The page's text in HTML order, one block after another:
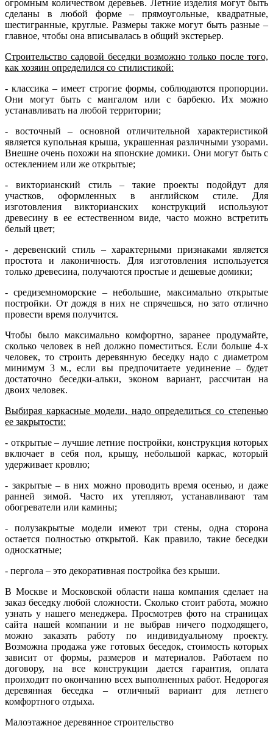
огромным количеством деревьев. Летние изделия могут быть
сделаны в любой форме – прямоугольные, квадратные,
шестигранные, круглые. Размеры также могут быть разные –
главное, чтобы она вписывалась в общий экстерьер.
Строительство садовой беседки возможно только после того,
как хозяин определился со стилистикой:
- классика – имеет строгие формы, соблюдаются пропорции.
Они могут быть с мангалом или с барбекю. Их можно
устанавливать на любой территории;
- восточный – основной отличительной характеристикой
является купольная крыша, украшенная различными узорами.
Внешне очень похожи на японские домики. Они могут быть с
остеклением или же открытые;
- викторианский стиль – такие проекты подойдут для
участков, оформленных в английском стиле. Для
изготовления викторианских конструкций используют
древесину в ее естественном виде, часто можно встретить
белый цвет;
- деревенский стиль – характерными признаками является
простота и лаконичность. Для изготовления используется
только древесина, получаются простые и дешевые домики;
- средиземноморские – небольшие, максимально открытые
постройки. От дождя в них не спрячешься, но зато отлично
провести время получится.
Чтобы было максимально комфортно, заранее продумайте,
сколько человек в ней должно поместиться. Если больше 4-х
человек, то строить деревянную беседку надо с диаметром
минимум 3 м., если вы предпочитаете уединение – будет
достаточно беседки-альки, эконом вариант, рассчитан на
двоих человек.
Выбирая каркасные модели, надо определиться со степенью
ее закрытости:
- открытые – лучшие летние постройки, конструкция которых
включает в себя пол, крышу, небольшой каркас, который
удерживает кровлю;
- закрытые – в них можно проводить время осенью, и даже
ранней зимой. Часто их утепляют, устанавливают там
обогреватели или камины;
- полузакрытые модели имеют три стены, одна сторона
остается полностью открытой. Как правило, такие беседки
односкатные;
- пергола – это декоративная постройка без крыши.
В Москве и Московской области наша компания сделает на
заказ беседку любой сложности. Сколько стоит работа, можно
узнать у нашего менеджера. Просмотрев фото на страницах
сайта нашей компании и не выбрав ничего подходящего,
можно заказать работу по индивидуальному проекту.
Возможна продажа уже готовых беседок, стоимость которых
зависит от формы, размеров и материалов. Работаем по
договору, на все конструкции дается гарантия, оплата
проиходит по окончанию всех выполненных работ. Недорогая
деревянная беседка – отличный вариант для летнего
комфортного отдыха.
Малоэтажное деревянное строительство